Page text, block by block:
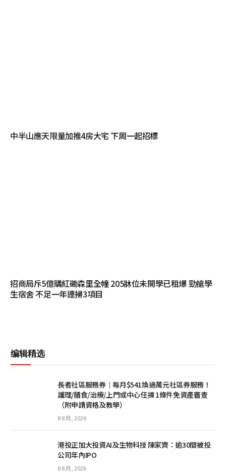
中半山應天限量加推4房大宅 下周一起招標
招商局斥5億購紅磡森里全幢 205牀位未開學已租爆 勁搶學
生宿舍 不足一年連掃3項目
编辑精选
長者社區服務券｜每月$541換過萬元社區券服務！
護理/膳食/治療/上門或中心任揀 1條件免資產審查
（附申請資格及教學）
8 8 月, 2026
港投正加大投資AI及生物科技 陳家齊：逾30間被投
公司年內IPO
8 8 月, 2026